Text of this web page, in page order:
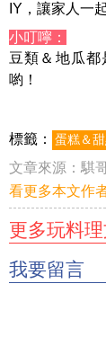
IY，讓家人一
小叮嚀：
豆類＆地瓜
喲！
標籤： 蛋糕＆
文章來源： 騏
看更多本文作
更多玩料
我要留言